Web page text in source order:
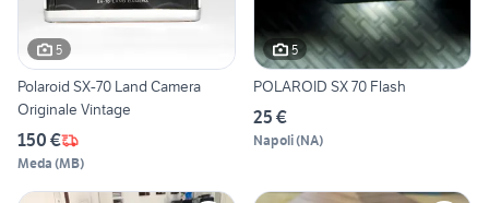
5
Polaroid SX-70 Land Camera
Originale Vintage
150 €
Meda (MB)
5
POLAROID SX 70 Flash
25 €
Napoli(NA)